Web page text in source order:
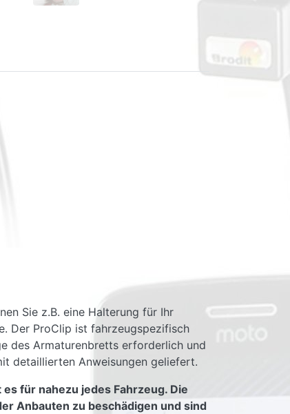
Sie z.B. eine Halterung für Ihr
Der ProClip ist fahrzeugspezifisch
des Armaturenbretts erforderlich und
detaillierten Anweisungen geliefert.
für nahezu jedes Fahrzeug. Die
Anbauten zu beschädigen und sind